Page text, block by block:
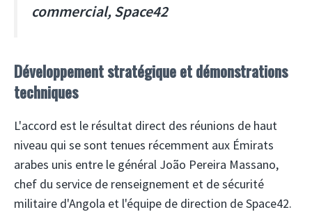
commercial, Space42
Développement stratégique et démonstrations
techniques
L'accord est le résultat direct des réunions de haut
niveau qui se sont tenues récemment aux Émirats
arabes unis entre le général João Pereira Massano,
chef du service de renseignement et de sécurité
militaire d'Angola et l'équipe de direction de Space42.